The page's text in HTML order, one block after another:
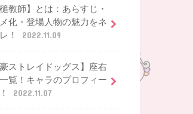
槌教師】とは：あらすじ・
化・登場人物の魅力をネ
！
2022.11.09
豪ストレイドッグス】座右
覧！キャラのプロフィー
2022.11.07